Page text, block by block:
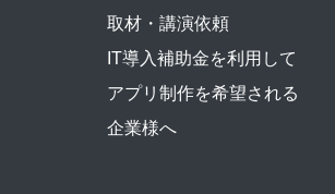
取材・講演依頼
IT導入補助金を利用して
アプリ制作を希望される
企業様へ